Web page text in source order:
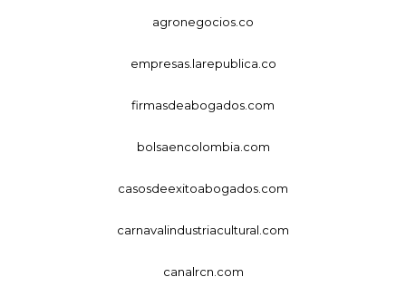
agronegocios.co
empresas.larepublica.co
firmasdeabogados.com
bolsaencolombia.com
casosdeexitoabogados.com
carnavalindustriacultural.com
canalrcn.com